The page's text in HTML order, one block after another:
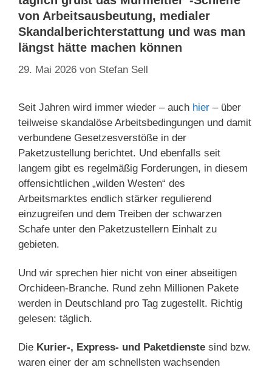
von Arbeitsausbeutung, medialer
Skandalberichterstattung und was man
längst hätte machen können
29. Mai 2026 von Stefan Sell
Seit Jahren wird immer wieder – auch hier – über
teilweise skandalöse Arbeitsbedingungen und damit
verbundene Gesetzesverstöße in der
Paketzustellung berichtet. Und ebenfalls seit
langem gibt es regelmäßig Forderungen, in diesem
offensichtlichen „wilden Westen“ des
Arbeitsmarktes endlich stärker regulierend
einzugreifen und dem Treiben der schwarzen
Schafe unter den Paketzustellern Einhalt zu
gebieten.
Und wir sprechen hier nicht von einer abseitigen
Orchideen-Branche. Rund zehn Millionen Pakete
werden in Deutschland pro Tag zugestellt. Richtig
gelesen: täglich.
Die Kurier-, Express- und Paketdienste sind bzw.
waren einer der am schnellsten wachsenden